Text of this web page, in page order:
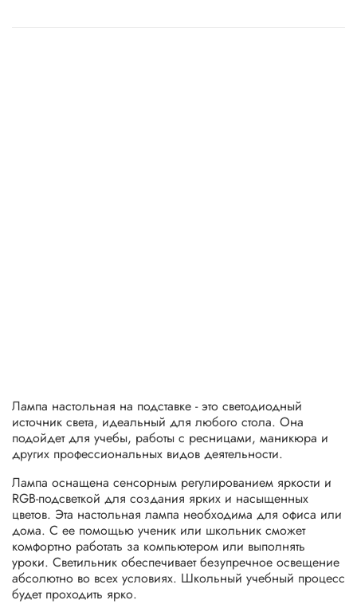
Лампа настольная на подставке - это светодиодный
источник света, идеальный для любого стола. Она
подойдет для учебы, работы с ресницами, маникюра и
других профессиональных видов деятельности.
Лампа оснащена сенсорным регулированием яркости и
RGB-подсветкой для создания ярких и насыщенных
цветов. Эта настольная лампа необходима для офиса или
дома. С ее помощью ученик или школьник сможет
комфортно работать за компьютером или выполнять
уроки. Светильник обеспечивает безупречное освещение
абсолютно во всех условиях. Школьный учебный процесс
будет проходить ярко.